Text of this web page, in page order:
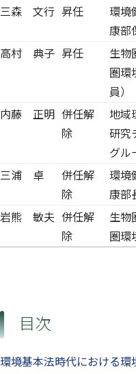
三森 文行 昇任
環境
康部
高村 典子 昇任
生物
圏環
員）
内藤 正明 併任解
除
地域
研究
グル
三浦 卓
併任解
除
環境
康部
岩熊 敏夫 併任解
除
生物
圏環
目次
環境基本法時代における環